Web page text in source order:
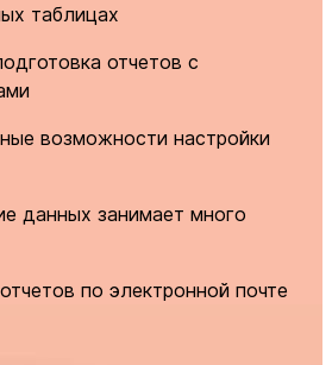
таблицах
отчетов с
возможности настройки
данных занимает много
по электронной почте